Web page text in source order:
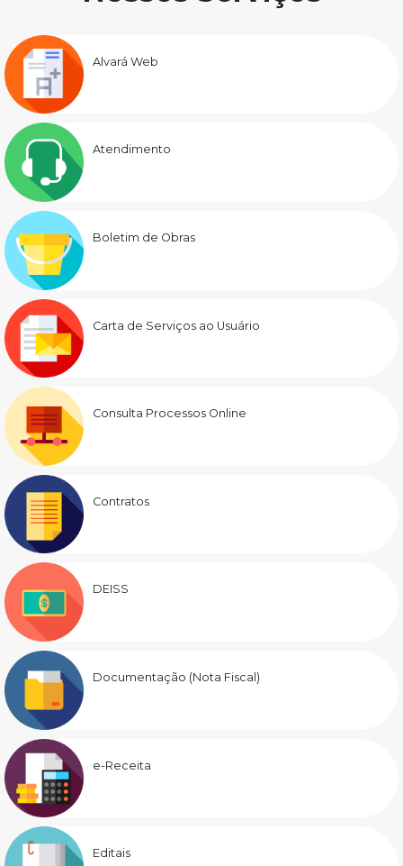
Alvará Web
Atendimento
Boletim de Obras
Carta de Serviços ao Usuário
Consulta Processos Online
Contratos
DEISS
Documentação (Nota Fiscal)
e-Receita
Editais